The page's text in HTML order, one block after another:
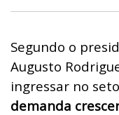
Segundo o
Augusto
ingressar no
demanda